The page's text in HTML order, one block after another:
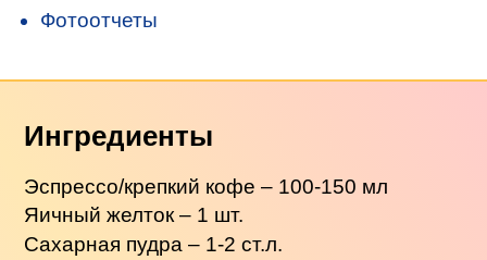
Фотоотчеты
Ингредиенты
Эспрессо/крепкий кофе – 100-150 мл
Яичный желток – 1 шт.
Сахарная пудра – 1-2 ст.л.